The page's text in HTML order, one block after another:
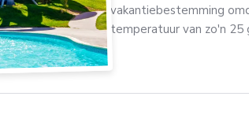
vakantiebestemming
temperatuur van zo'n 25